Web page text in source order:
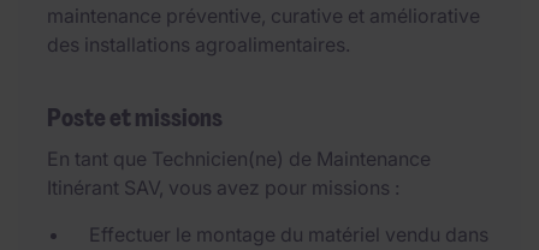
maintenance préventive, curative et améliorative
des installations agroalimentaires.
Poste et missions
En tant que Technicien(ne) de Maintenance
Itinérant SAV, vous avez pour missions :
Effectuer le montage du matériel vendu dans